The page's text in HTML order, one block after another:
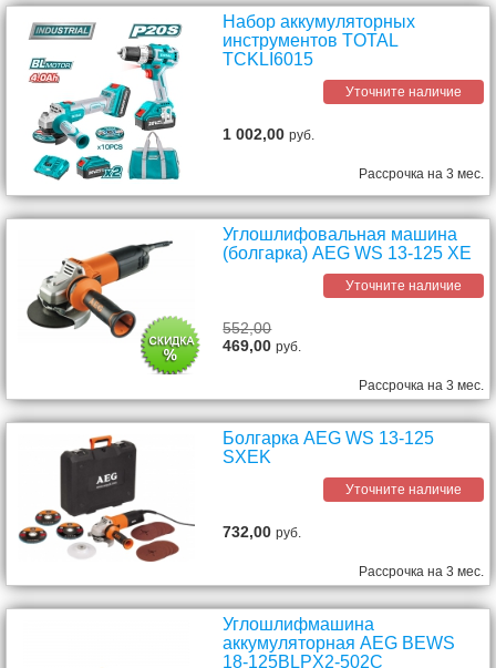
Набор аккумуляторных
инструментов TOTAL
TCKLI6015
Уточните наличие
1 002,00руб.
Рассрочка на 3 мес.
Углошлифовальная машина
(болгарка) AEG WS 13-125 XE
Уточните наличие
552,00
469,00руб.
Рассрочка на 3 мес.
Болгарка AEG WS 13-125
SXEK
Уточните наличие
732,00руб.
Рассрочка на 3 мес.
Углошлифмашина
аккумуляторная AEG BEWS
18-125BLPX2-502C